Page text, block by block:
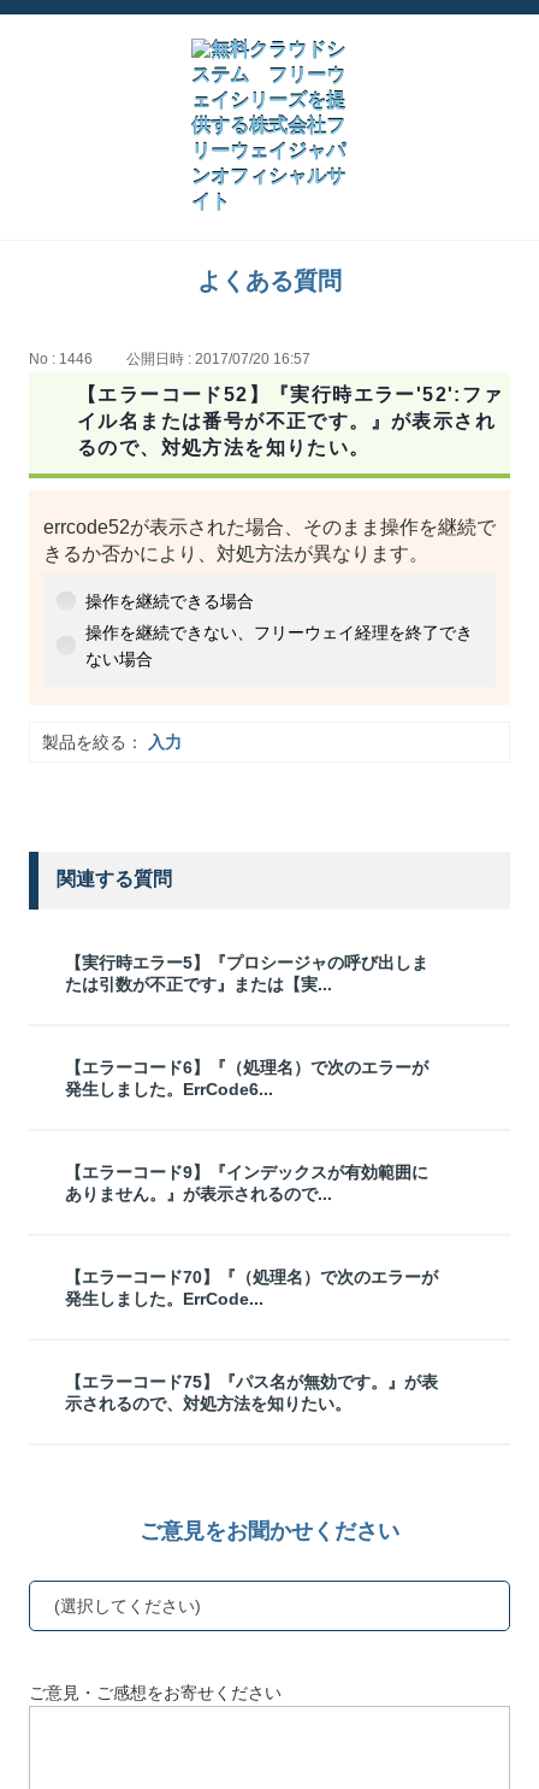
よくある質問
No : 1446 公開日時 : 2017/07/20 16:57
【エラーコード52】『実行時エラー'52':ファ
イル名または番号が不正です。』が表示され
るので、対処方法を知りたい。
errcode52が表示された場合、そのまま操作を継続で
きるか否かにより、対処方法が異なります。
操作を継続できる場合
操作を継続できない、フリーウェイ経理を終了でき
ない場合
製品を絞る： 入力
関連する質問
【実行時エラー5】『プロシージャの呼び出しま
たは引数が不正です』または【実...
【エラーコード6】『（処理名）で次のエラーが
発生しました。ErrCode6...
【エラーコード9】『インデックスが有効範囲に
ありません。』が表示されるので...
【エラーコード70】『（処理名）で次のエラーが
発生しました。ErrCode...
【エラーコード75】『パス名が無効です。』が表
示されるので、対処方法を知りたい。
ご意見をお聞かせください
(選択してください)
ご意見・ご感想をお寄せください